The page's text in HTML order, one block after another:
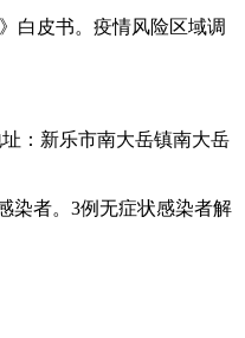
白皮书。疫情风险区域调
：新乐市南大岳镇南大岳
染者。3例无症状感染者解